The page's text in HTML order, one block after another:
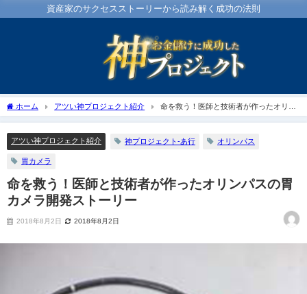
資産家のサクセスストーリーから読み解く成功の法則
ホーム アツい神プロジェクト紹介
命を救う！医師と技術者が作ったオリン
パスの胃カメラ開発ストーリー
アツい神プロジェクト紹介 神プロジェクト-あ行 オリンパス
胃カメラ
命を救う！医師と技術者が作ったオリンパスの胃
カメラ開発ストーリー
2018年8月2日 2018年8月2日